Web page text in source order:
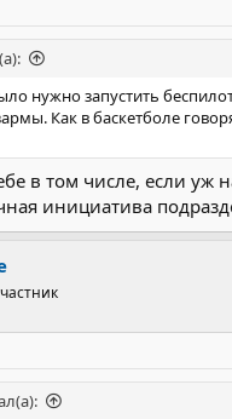
нужно запустить
Как в баскетболе
в том числе, если уж
инициатива